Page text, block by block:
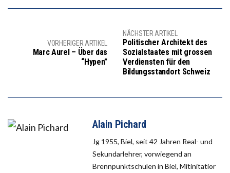
VORHERIGER ARTIKEL
Marc Aurel – Über das
“Hypen”
NÄCHSTER ARTIKEL
Politischer Architekt des
Sozialstaates mit grossen
Verdiensten für den
Bildungsstandort Schweiz
Alain Pichard
Jg 1955, Biel, seit 42 Jahren Real- und
Sekundarlehrer, vorwiegend an
Brennpunktschulen in Biel, Mitinitatior